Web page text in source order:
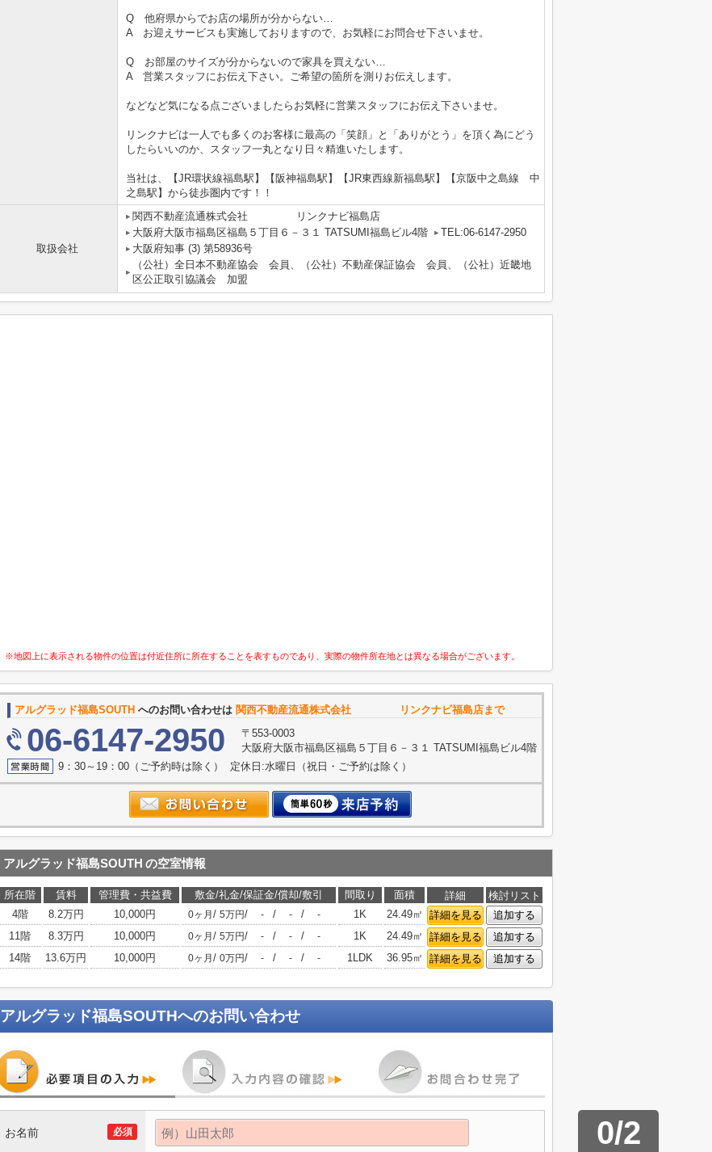
Q 他府県からでお店の場所が分からない…
A お迎えサービスも実施しておりますので、お気軽にお問合せ下さいませ。
Q お部屋のサイズが分からないので家具を買えない…
A 営業スタッフにお伝え下さい。ご希望の箇所を測りお伝えします。
などなど気になる点ございましたらお気軽に営業スタッフにお伝え下さいませ。
リンクナビは一人でも多くのお客様に最高の「笑顔」と「ありがとう」を頂く為にどう
したらいいのか、スタッフ一丸となり日々精進いたします。
当社は、【JR環状線福島駅】【阪神福島駅】【JR東西線新福島駅】【京阪中之島線 中
之島駅】から徒歩圏内です！！
取扱会社
関西不動産流通株式会社 リンクナビ福島店
大阪府大阪市福島区福島５丁目６－３１ TATSUMI福島ビル4階
TEL:06-6147-2950
大阪府知事 (3) 第58936号
（公社）全日本不動産協会 会員、（公社）不動産保証協会 会員、（公社）近畿地
区公正取引協議会 加盟
※地図上に表示される物件の位置は付近住所に所在することを表すものであり、実際の物件所在地とは異なる場合がございます。
アルグラッド福島SOUTH へのお問い合わせは 関西不動産流通株式会社 リンクナビ福島店まで
06-6147-2950
〒553-0003
大阪府大阪市福島区福島５丁目６－３１ TATSUMI福島ビル4階
9：30～19：00（ご予約時は除く） 定休日:水曜日（祝日・ご予約は除く）
アルグラッド福島SOUTH の空室情報
所在階 賃料 管理費・共益費 敷金/礼金/保証金/償却/敷引 間取り 面積 詳細
検討リスト
4階
8.2万円 10,000円 0ヶ月 / 5万円/ - / - / - 1K 24.49㎡ 詳細を見る
追加する
11階
8.3万円 10,000円 0ヶ月 / 5万円/ - / - / - 1K 24.49㎡ 詳細を見る
追加する
14階
13.6万円 10,000円 0ヶ月 / 0万円/ - / - / - 1LDK 36.95㎡ 詳細を見る 追加する
アルグラッド福島SOUTHへのお問い合わせ
0/2
必須
お名前